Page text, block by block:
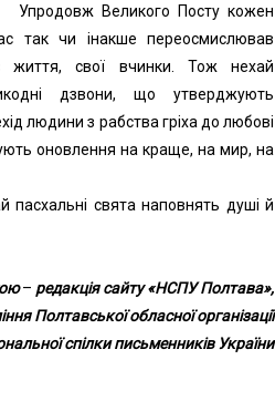
Упродовж Великого Посту кожен
так чи інакше переосмислював
життя, свої вчинки. Тож нехай
дзвони, що утверджують
людини з рабства гріха до любові
оновлення на краще, на мир, на
пасхальні свята наповнять душі й
– редакція сайту«НСПУ Полтава»,
Полтавської обласної організації
спілки письменників України